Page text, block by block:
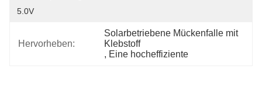
5.0V
Hervorheben:
Solarbetriebene Mückenfalle mit
Klebstoff
, Eine hocheffiziente